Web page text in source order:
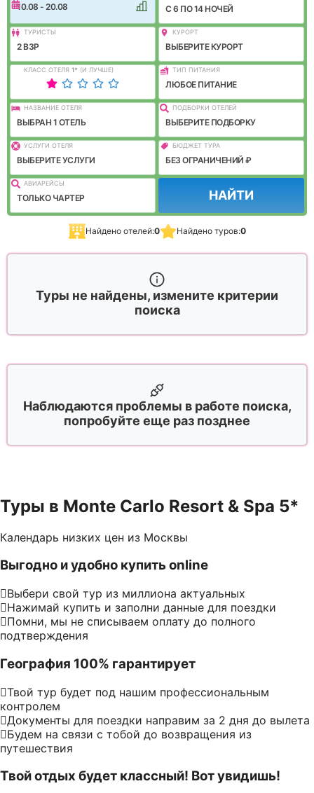
10.08 - 20.08 C 6 ПО 14 НОЧЕЙ
ТУРИСТЫ
2 ВЗР
КУРОРТ
ВЫБЕРИТЕ КУРОРТ
КЛАСС ОТЕЛЯ 1* (И ЛУЧШЕ) ТИП ПИТАНИЯ
ЛЮБОЕ ПИТАНИЕ
НАЗВАНИЕ ОТЕЛЯ
ВЫБРАН 1 ОТЕЛЬ
ПОДБОРКИ ОТЕЛЕЙ
ВЫБЕРИТЕ ПОДБОРКУ
УСЛУГИ ОТЕЛЯ
ВЫБЕРИТЕ УСЛУГИ
БЮДЖЕТ ТУРА
БЕЗ ОГРАНИЧЕНИЙ ₽
АВИАРЕЙСЫ
ТОЛЬКО ЧАРТЕР НАЙТИ
Найдено отелей:0 Найдено туров:0
Туры не найдены, измените критерии
поиска
Наблюдаются проблемы в работе поиска,
попробуйте еще раз позднее
Туры в Monte Carlo Resort & Spa 5*
Календарь низких цен из Москвы
Выгодно и удобно купить online
Выбери свой тур из миллиона актуальных
Нажимай купить и заполни данные для поездки
Помни, мы не списываем оплату до полного
подтверждения
География 100% гарантирует
Твой тур будет под нашим профессиональным
контролем
Документы для поездки направим за 2 дня до вылета
Будем на связи с тобой до возвращения из
путешествия
Твой отдых будет классный! Вот увидишь!